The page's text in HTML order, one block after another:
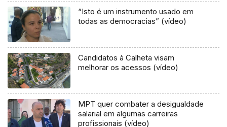
“Isto é um instrumento usado em
todas as democracias” (vídeo)
Candidatos à Calheta visam
melhorar os acessos (vídeo)
MPT quer combater a desigualdade
salarial em algumas carreiras
profissionais (vídeo)